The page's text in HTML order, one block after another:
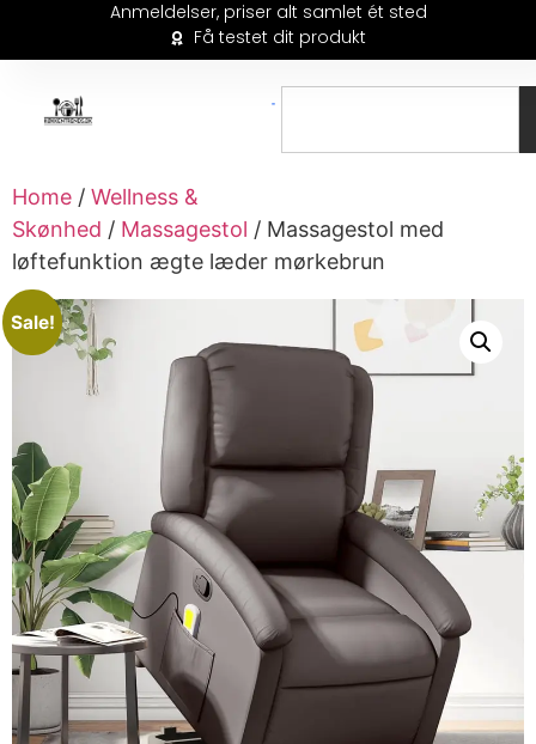
Anmeldelser, priser alt samlet ét sted
Få testet dit produkt
Home / Wellness &
Skønhed / Massagestol / Massagestol med
løftefunktion ægte læder mørkebrun
Sale!